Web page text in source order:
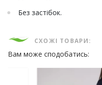
Без застібок.
СХОЖІ ТОВАРИ:
Вам може сподобатись: